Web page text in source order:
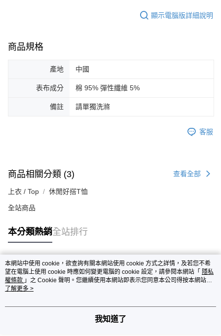
顯示電腦版詳細說明
商品規格
產地 中國
表布成分 棉 95% 彈性纖維 5%
備註 請單獨洗滌
客服
商品相關分類 (3) 查看全部
上衣 / Top 休閒好搭T恤
全站商品
本分類熱銷全站排行
熱門標籤
本網站中使用 cookie，欲查詢有關本網站使用 cookie 方式之詳情，及若您不希
望在電腦上使用 cookie 時應如何變更電腦的 cookie 設定，請參閱本網站「 隱私
權條款 」之 Cookie 聲明。您繼續使用本網站即表示您同意本公司得按本網站使
用條款之 Cookie 聲明使用 cookie。
了解更多 >
我知道了